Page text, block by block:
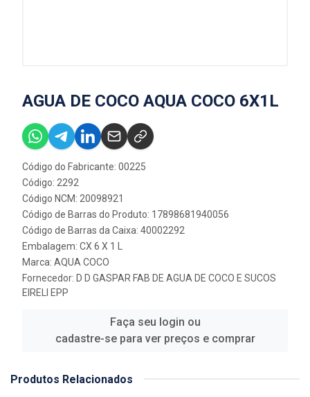
AGUA DE COCO AQUA COCO 6X1L
Código do Fabricante: 00225
Código: 2292
Código NCM: 20098921
Código de Barras do Produto: 17898681940056
Código de Barras da Caixa: 40002292
Embalagem: CX 6 X 1 L
Marca: AQUA COCO
Fornecedor: D D GASPAR FAB DE AGUA DE COCO E SUCOS
EIRELI EPP
Faça seu login ou
cadastre-se para ver preços e comprar
Produtos Relacionados